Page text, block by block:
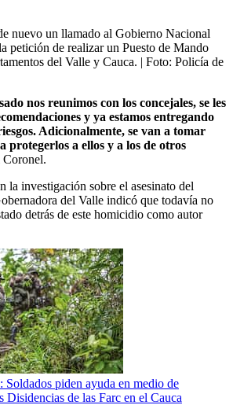
nuevo un llamado al Gobierno Nacional
petición de realizar un Puesto de Mando
del Valle y Cauca. | Foto: Policía de
nos reunimos con los concejales, se les
y ya estamos entregando
Adicionalmente, se van a tomar
protegerlos a ellos y a los de otros
la investigación sobre el asesinato del
del Valle indicó que todavía no
detrás de este homicidio como autor
Soldados piden ayuda en medio de
Disidencias de las Farc en el Cauca